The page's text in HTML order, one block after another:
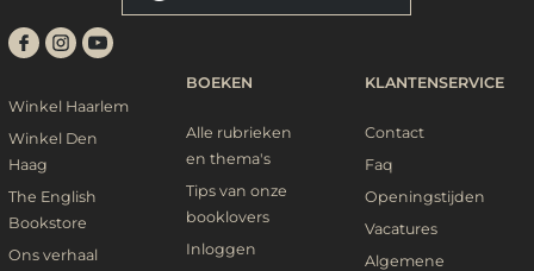
Winkel Haarlem
Winkel Den
Haag
The English
Bookstore
Ons verhaal
BOEKEN
Alle rubrieken
en thema's
Tips van onze
booklovers
Inloggen
KLANTENSERVICE
Contact
Faq
Openingstijden
Vacatures
Algemene